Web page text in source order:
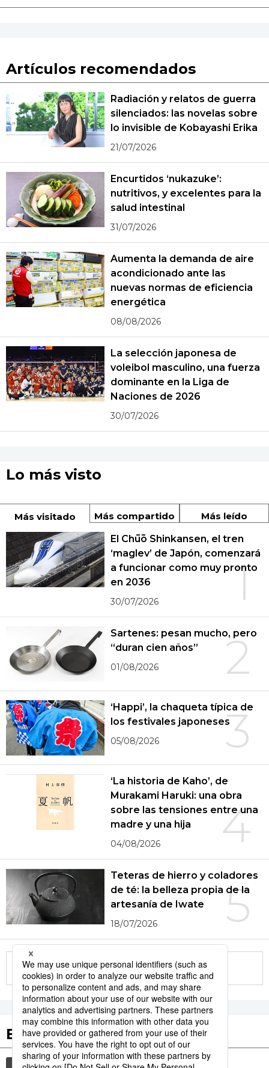
Artículos recomendados
Radiación y relatos de guerra
silenciados: las novelas sobre
lo invisible de Kobayashi Erika
21/07/2026
Encurtidos ‘nukazuke’:
nutritivos, y excelentes para la
salud intestinal
31/07/2026
Aumenta la demanda de aire
acondicionado ante las
nuevas normas de eficiencia
energética
08/08/2026
La selección japonesa de
voleibol masculino, una fuerza
dominante en la Liga de
Naciones de 2026
30/07/2026
Lo más visto
Más visitado Más compartido Más leído
1
El Chūō Shinkansen, el tren
‘maglev’ de Japón, comenzará
a funcionar como muy pronto
en 2036
30/07/2026
2
Sartenes: pesan mucho, pero
“duran cien años”
01/08/2026
3
‘Happi’, la chaqueta típica de
los festivales japoneses
05/08/2026
4
‘La historia de Kaho’, de
Murakami Haruki: una obra
sobre las tensiones entre una
madre y una hija
04/08/2026
5
Teteras de hierro y coladores
de té: la belleza propia de la
artesanía de Iwate
18/07/2026
More in this series
Etiquetas destacadas
cultura gastronomía vida comida